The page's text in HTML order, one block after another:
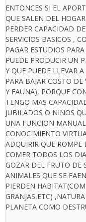
ENTONCES SI EL
QUE SALEN DEL
PERDER CAPACIDAD
SERVICIOS BASICOS ,
PAGAR ESTUDIOS
PUEDE PRODUCIR UN
Y QUE PUEDE LLEVAR
PARA BAJAR COSTO
Y FAUNA), PORQUE
TENGO MAS
JUBILADOS O NIÑOS
UNA FUNCION
CONOCIMIENTO
ADQUIRIR QUE ROMPE
COMER TODOS LOS
GOZAR DEL FRUTO DE
ANIMALES QUE SE
PIERDEN
GRANJAS,ETC)
PLANETA COMO